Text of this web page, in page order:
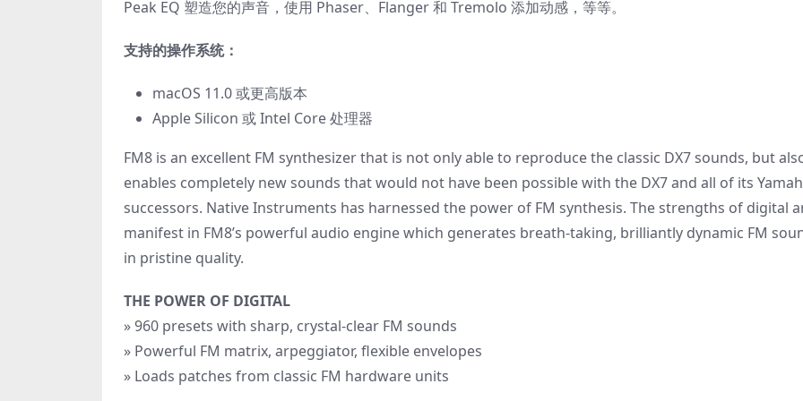
Peak EQ 塑造您的声音，使用 Phaser、Flanger 和 Tremolo 添加动感，等等。
支持的操作系统：
macOS 11.0 或更高版本
Apple Silicon 或 Intel Core 处理器
FM8 is an excellent FM synthesizer that is not only able to reproduce the classic DX7 sounds, but
enables completely new sounds that would not have been possible with the DX7 and all of its
successors. Native Instruments has harnessed the power of FM synthesis. The strengths of digital
manifest in FM8’s powerful audio engine which generates breath-taking, brilliantly dynamic FM
in pristine quality.
THE POWER OF DIGITAL
» 960 presets with sharp, crystal-clear FM sounds
» Powerful FM matrix, arpeggiator, flexible envelopes
» Loads patches from classic FM hardware units